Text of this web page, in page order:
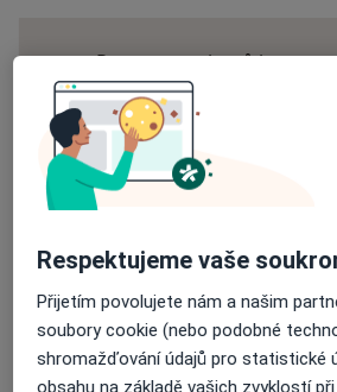
Recenze pacientů jsou
Specialisté nemají
odstranění nebo změnu
Další informace.
Hledejte v názorech
Respektujeme vaše
Přijetím povolujete nám a našim
soubory cookie (nebo podobné
shromažďování údajů pro statistické
obsahu na základě vašich zvyklostí